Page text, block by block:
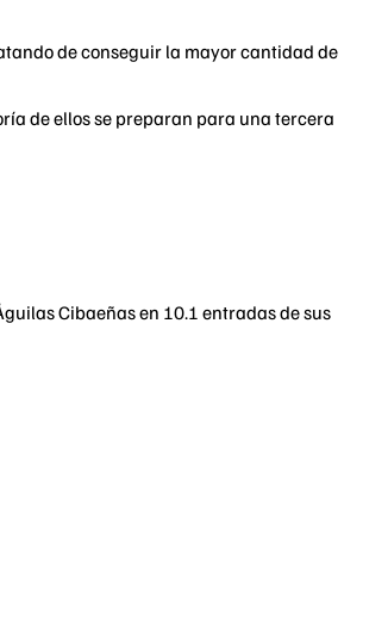
de conseguir la mayor cantidad de
de ellos se preparan para una tercera
Cibaeñas en 10.1 entradas de sus